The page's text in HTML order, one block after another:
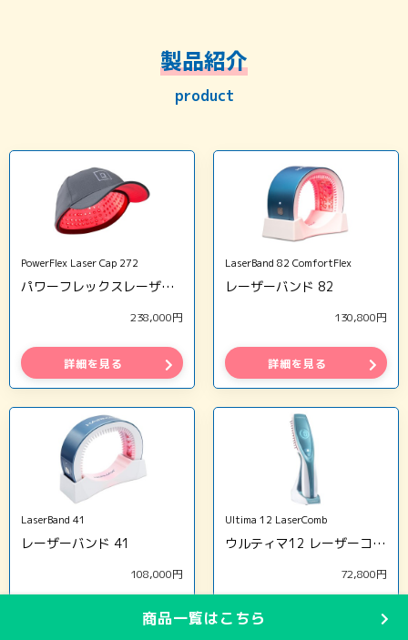
製品紹介
product
PowerFlex Laser Cap 272
パワーフレックスレーザーキャップ272
238,000円
詳細を見る
LaserBand 82 ComfortFlex
レーザーバンド 82
130,800円
詳細を見る
LaserBand 41
レーザーバンド 41
108,000円
Ultima 12 LaserComb
ウルティマ12 レーザーコーム
72,800円
商品一覧はこちら